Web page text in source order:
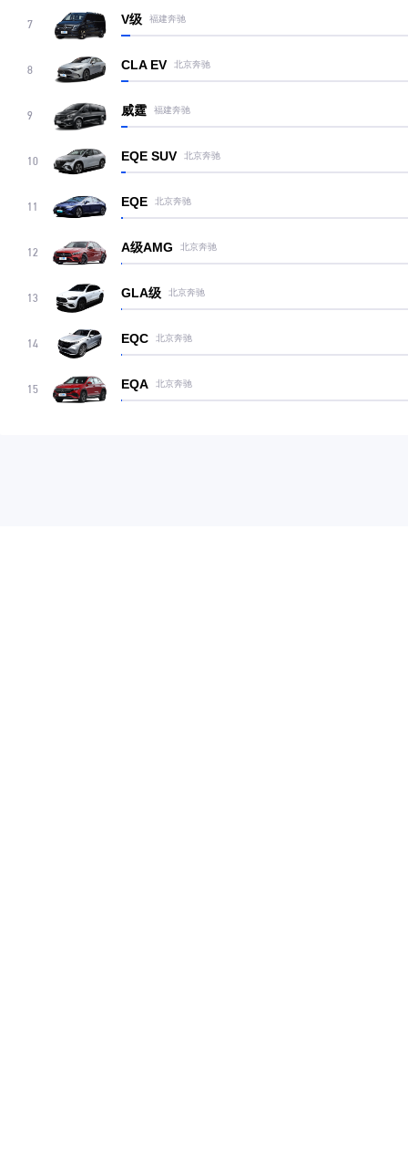
7 V级 福建奔驰
8 CLA EV 北京奔驰
9 威霆 福建奔驰
10 EQE SUV 北京奔驰
11 EQE 北京奔驰
12 A级AMG 北京奔驰
13 GLA级 北京奔驰
14 EQC 北京奔驰
15 EQA 北京奔驰